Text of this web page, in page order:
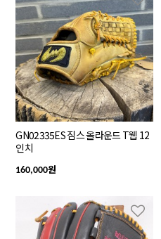
GN02335ES 짐스 올라운드 T웹 12
인치
160,000원